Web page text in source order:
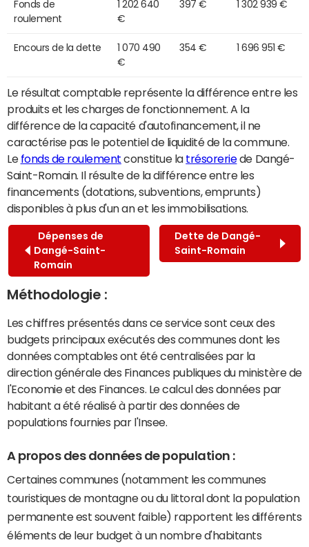
Fonds de
roulement
1 202 640
€
397 € 1 302 939 €
Encours de la dette
1 070 490
€
354 € 1 696 951 €
Le résultat comptable représente la différence entre les
produits et les charges de fonctionnement. A la
différence de la capacité d'autofinancement, il ne
caractérise pas le potentiel de liquidité de la commune.
Le fonds de roulement constitue la trésoreriede Dangé-
Saint-Romain. Il résulte de la différence entre les
financements (dotations, subventions, emprunts)
disponibles à plus d'un an et les immobilisations.
Dépenses de
Dangé-Saint-
Romain
Dette de Dangé-
Saint-Romain
Méthodologie :
Les chiffres présentés dans ce service sont ceux des
budgets principaux exécutés des communes dont les
données comptables ont été centralisées par la
direction générale des Finances publiques du ministère de
l'Economie et des Finances. Le calcul des données par
habitant a été réalisé à partir des données de
populations fournies par l'Insee.
A propos des données de population :
Certaines communes (notamment les communes
touristiques de montagne ou du littoral dont la population
permanente est souvent faible) rapportent les différents
éléments de leur budget à un nombre d'habitants